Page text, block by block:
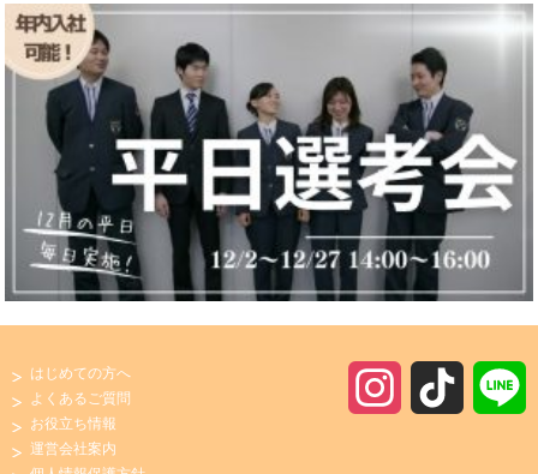
はじめての方へ
よくあるご質問
お役立ち情報
運営会社案内